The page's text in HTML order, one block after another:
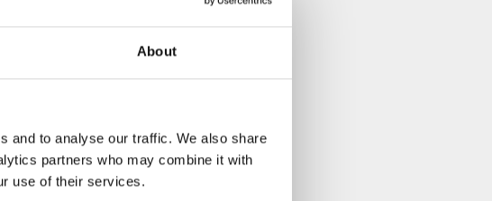
About
and to analyse our traffic. We also share
partners who may combine it with
use of their services.